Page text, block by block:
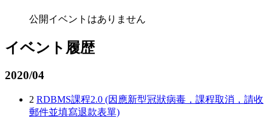
公開イベントはありません
イベント履歴
2020/04
2 RDBMS課程2.0 (因應新型冠狀病毒，課程取消，請收
郵件並填寫退款表單)